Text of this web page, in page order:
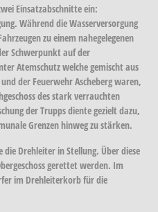
Einsatzabschnitte ein:
. Während die Wasserversorgung
zu einem nahegelegenen
Schwerpunkt auf der
Atemschutz welche gemischt aus
der Feuerwehr Ascheberg waren,
des stark verrauchten
der Trupps diente gezielt dazu,
Grenzen hinweg zu stärken.
Drehleiter in Stellung. Über diese
gerettet werden. Im
im Drehleiterkorb für die